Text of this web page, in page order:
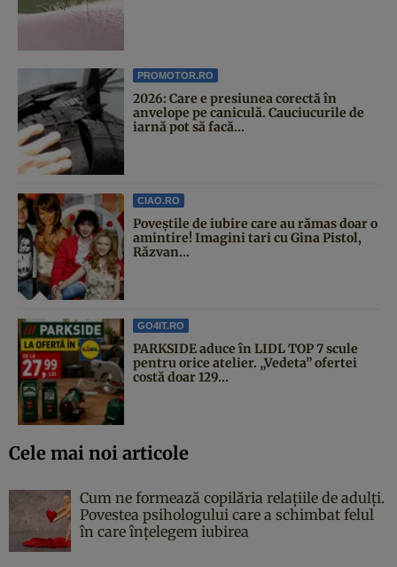
PROMOTOR.RO
2026: Care e presiunea corectă în
anvelope pe caniculă. Cauciucurile de
iarnă pot să facă...
CIAO.RO
Poveştile de iubire care au rămas doar o
amintire! Imagini tari cu Gina Pistol,
Răzvan...
GO4IT.RO
PARKSIDE aduce în LIDL TOP 7 scule
pentru orice atelier. „Vedeta” ofertei
costă doar 129...
Cele mai noi articole
Cum ne formează copilăria relațiile de adulți.
Povestea psihologului care a schimbat felul
în care înțelegem iubirea